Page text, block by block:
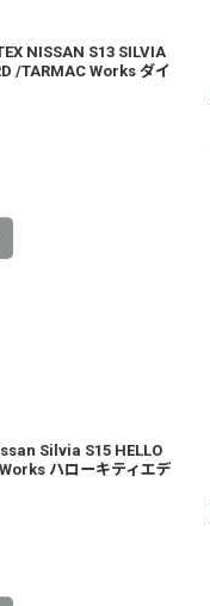
NISSAN S13 SILVIA
/TARMAC Works ダイ
Silvia S15 HELLO
ハローキティエデ